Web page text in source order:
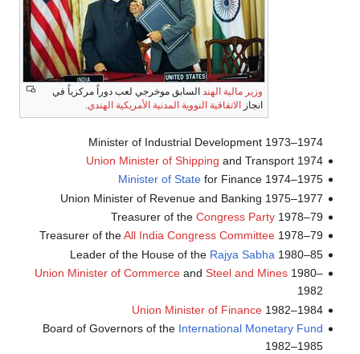
وزير مالية الهند السابق موخرجي لعب دوراً مركزياً في
انجاز
الاتفاقية النووية المدنية الأمريكية الهندي.
Minister of Industrial Development 1973–1974
Union Minister of Shipping and Transport 1974
Minister of Statefor Finance 1974–1975
Union Minister of Revenue and Banking 1975–1977
Treasurer of the Congress Party1978–79
Treasurer of theAll India Congress Committee1978–79
Leader of the House of the Rajya Sabha 1980–85
Union Minister of Commerceand Steel and Mines1980–
1982
Union Minister of Finance1982–1984
Board of Governors of the International Monetary Fund
1982–1985